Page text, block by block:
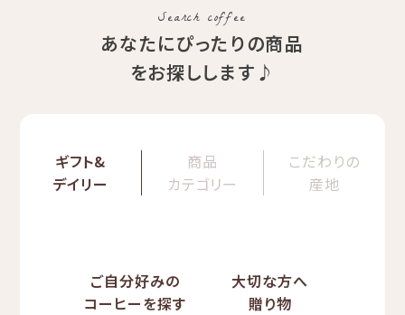
Search coffee
あなたにぴったりの商品
をお探しします♪
ギフト&
デイリー
商品
カテゴリー
こだわりの
産地
ご自分好みの
コーヒーを探す
大切な方へ
贈り物